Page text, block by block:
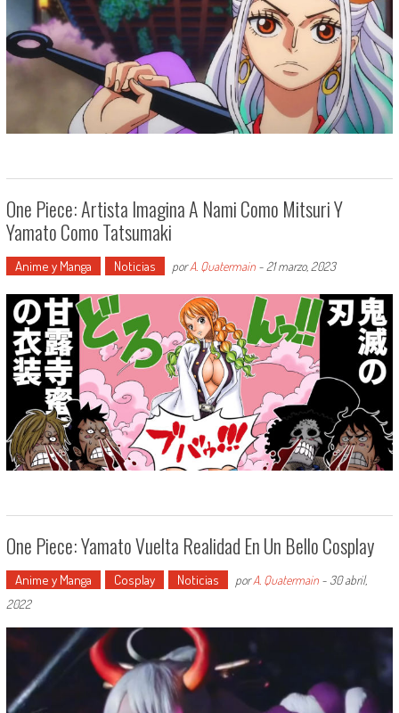
One Piece: Artista Imagina A Nami Como Mitsuri Y
Yamato Como Tatsumaki
Anime y Manga Noticias porA. Quatermain- 21 marzo, 2023
One Piece: Yamato Vuelta Realidad En Un Bello Cosplay
Anime y Manga Cosplay Noticias porA. Quatermain- 30 abril,
2022